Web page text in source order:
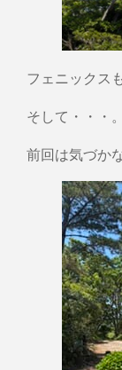
フェニックス
そして・・・。
前回は気づか